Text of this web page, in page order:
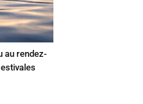
au rendez-